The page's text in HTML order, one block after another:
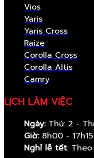
Vios
Yaris
Yaris Cross
Raize
Corolla Cross
Corolla Altis
Camry
LỊCH LÀM VIỆC
Ngày:Thứ 2 -
Giờ:8h00 - 17h15
Nghỉ lễ tết: